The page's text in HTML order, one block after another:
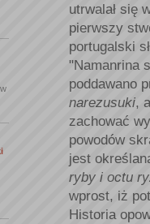
utrwalał się
pierwszy
portugalski
"Namanrina
poddawano
narezusuki,
zachować
powodów
jest
ryby i octu
wprost, iż
Historia